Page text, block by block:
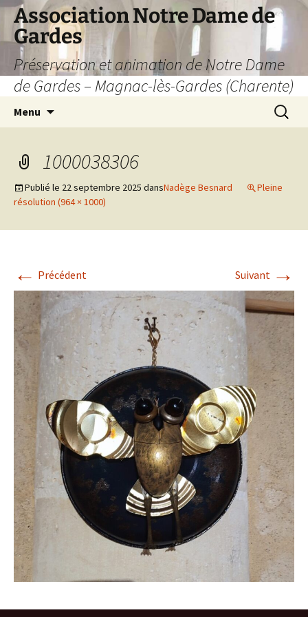
Aller
contenu
Association Notre Dame de
Gardes
Préservation et animation de Notre Dame
de Gardes – Magnac-lès-Gardes (Charente)
Menu
1000038306
Publié le 22 septembre 2025 dansNadège Besnard
Pleine
résolution (964 × 1000)
← Précédent Suivant →